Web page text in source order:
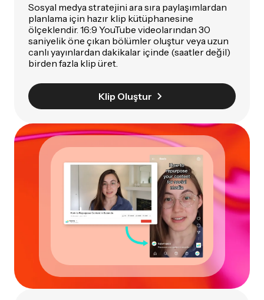
Sosyal medya stratejini ara sıra paylaşımlardan
planlama için hazır klip kütüphanesine
ölçeklendir. 16:9 YouTube videolarından 30
saniyelik öne çıkan bölümler oluştur veya uzun
canlı yayınlardan dakikalar içinde (saatler değil)
birden fazla klip üret.
Klip Oluştur